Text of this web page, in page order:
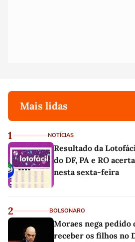
Mais lidas
1 NOTÍCIAS
Resultado da
do DF, PA e RO
nesta sexta-feira
2 BOLSONARO
Moraes nega pedido
receber os filhos no